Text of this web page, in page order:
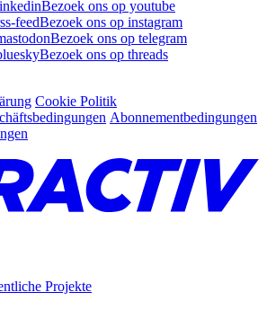
Bezoek ons op youtube
feedBezoek ons op instagram
Bezoek ons op telegram
Bezoek ons op threads
Cookie Politik
Abonnementbedingungen
Projekte